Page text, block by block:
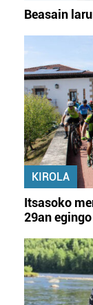
Beasain
KIROLA
Itsasoko
29an